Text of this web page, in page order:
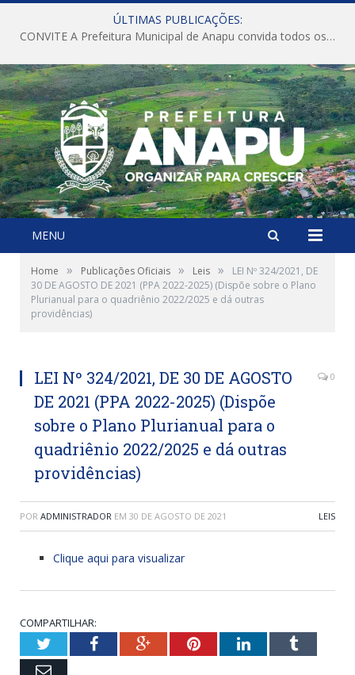
ÚLTIMAS PUBLICAÇÕES:
CONVITE A Prefeitura Municipal de Anapu convida todos os servidores públicos municipais para participarem da Audiência Pública de discussão da Lei de Diretrizes Orçamentárias (LDO), importante instrumento de planejamento das ações e investimentos da Administração Pública para o próximo exercício financeiro.
MENU
Home » Publicações Oficiais » Leis »
LEI Nº 324/2021, DE
30 DE AGOSTO DE 2021 (PPA 2022-2025) (Dispõe sobre o Plano
Plurianual para o quadriênio 2022/2025 e dá outras
providências)
LEI Nº 324/2021, DE 30 DE AGOSTO
DE 2021 (PPA 2022-2025) (Dispõe
sobre o Plano Plurianual para o
quadriênio 2022/2025 e dá outras
providências)
0
POR ADMINISTRADOR EM 30 DE AGOSTO DE 2021 LEIS
Clique aqui para visualizar
COMPARTILHAR:
TwitterFacebookGoogle+PinterestLinkedInTumblr
Email